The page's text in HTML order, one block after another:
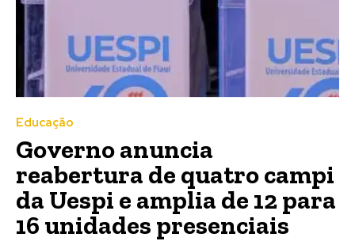
Educação
Governo anuncia
reabertura de quatro campi
da Uespi e amplia de 12 para
16 unidades presenciais